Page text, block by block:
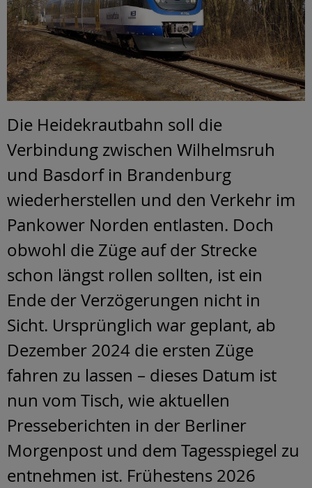
Die Heidekrautbahn soll die
Verbindung zwischen Wilhelmsruh
und Basdorf in Brandenburg
wiederherstellen und den Verkehr im
Pankower Norden entlasten. Doch
obwohl die Züge auf der Strecke
schon längst rollen sollten, ist ein
Ende der Verzögerungen nicht in
Sicht. Ursprünglich war geplant, ab
Dezember 2024 die ersten Züge
fahren zu lassen – dieses Datum ist
nun vom Tisch, wie aktuellen
Presseberichten in der Berliner
Morgenpost und dem Tagesspiegel zu
entnehmen ist. Frühestens 2026